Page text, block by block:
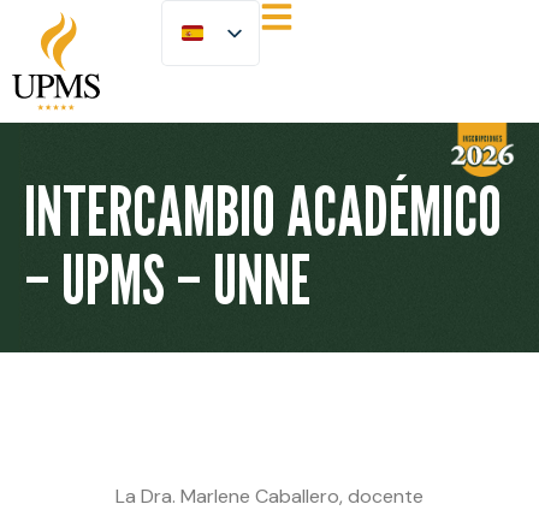
INTERCAMBIO ACADÉMICO
– UPMS – UNNE
La Dra. Marlene Caballero, docente